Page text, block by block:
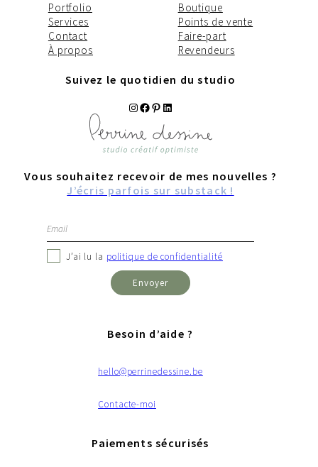
Portfolio
Services
Contact
À propos
Boutique
Points de vente
Faire-part
Revendeurs
Suivez le quotidien du studio
Instagram Facebook Pinterest LinkedIn
Vous souhaitez recevoir de mes nouvelles ?
J’écris parfois sur substack !
J’ai lu la politique de confidentialité
Besoin d’aide ?
hello@perrinedessine.be
Contacte-moi
Paiements sécurisés